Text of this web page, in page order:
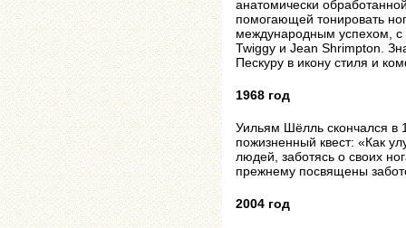
анатомически
помогающей тонировать
международным успехом, с
Twiggy и Jean Shrimpton.
Пескуру в икону стиля и
1968 год
Уильям Шёлль скончался в
пожизненный квест: «Как
людей, заботясь о своих
прежнему посвящены
2004 год